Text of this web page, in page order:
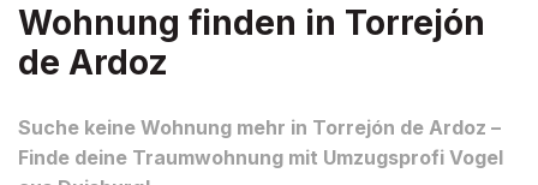
Wohnung finden in Torrejón
de Ardoz
Suche keine Wohnung mehr in Torrejón de Ardoz –
Finde deine Traumwohnung mit Umzugsprofi Vogel